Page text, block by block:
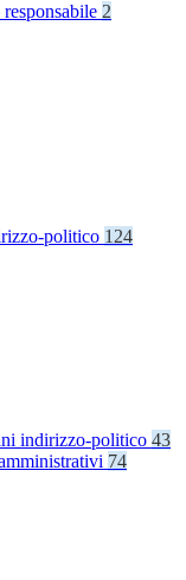
2
politico 124
indirizzo-politico 43
74